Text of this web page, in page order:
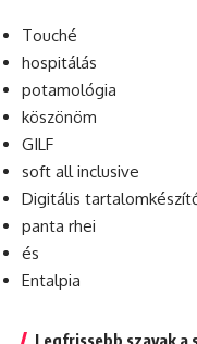
Touché
hospitálás
potamológia
köszönöm
GILF
soft all inclusive
Digitális
panta rhei
és
Entalpia
Legfrissebb szavak a